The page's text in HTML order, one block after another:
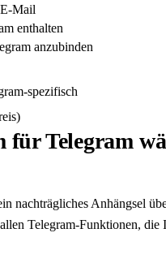
Mail
enthalten
anzubinden
spezifisch
für Telegram
nachträgliches Anhängsel
Telegram-Funktionen, die